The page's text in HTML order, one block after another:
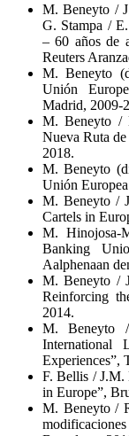
M. Beneyto /
G. Stampa /
– 60 años de
Reuters
M. Beneyto
Unión
Madrid, 2009-
M. Beneyto /
Nueva Ruta
2018.
M. Beneyto
Unión
M. Beneyto /
Cartels in
M. Hinojosa-
Banking
Aalphenaan
M. Beneyto /
Reinforcing
2014.
M. Beneyto
International
Experiences”,
F. Bellis / J.M.
in Europe”,
M. Beneyto /